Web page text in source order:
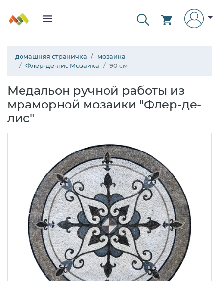
домашняя страничка
мозаика
Флер-де-лис Мозаика
90 см
Медальон ручной работы из
мраморной мозаики "Флер-де-
лис"